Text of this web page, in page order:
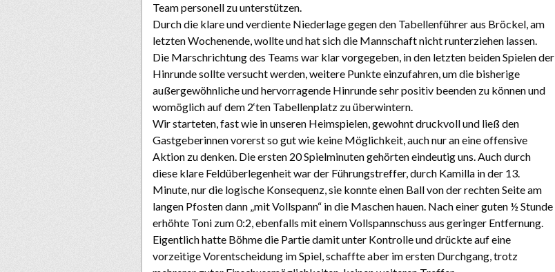
Team personell zu unterstützen.
Durch die klare und verdiente Niederlage gegen den Tabellenführer aus Bröckel, am
letzten Wochenende, wollte und hat sich die Mannschaft nicht runterziehen lassen.
Die Marschrichtung des Teams war klar vorgegeben, in den letzten beiden Spielen der
Hinrunde sollte versucht werden, weitere Punkte einzufahren, um die bisherige
außergewöhnliche und hervorragende Hinrunde sehr positiv beenden zu können und
womöglich auf dem 2‘ten Tabellenplatz zu überwintern.
Wir starteten, fast wie in unseren Heimspielen, gewohnt druckvoll und ließ den
Gastgeberinnen vorerst so gut wie keine Möglichkeit, auch nur an eine offensive
Aktion zu denken. Die ersten 20 Spielminuten gehörten eindeutig uns. Auch durch
diese klare Feldüberlegenheit war der Führungstreffer, durch Kamilla in der 13.
Minute, nur die logische Konsequenz, sie konnte einen Ball von der rechten Seite am
langen Pfosten dann „mit Vollspann“ in die Maschen hauen. Nach einer guten ½ Stunde
erhöhte Toni zum 0:2, ebenfalls mit einem Vollspannschuss aus geringer Entfernung.
Eigentlich hatte Böhme die Partie damit unter Kontrolle und drückte auf eine
vorzeitige Vorentscheidung im Spiel, schaffte aber im ersten Durchgang, trotz